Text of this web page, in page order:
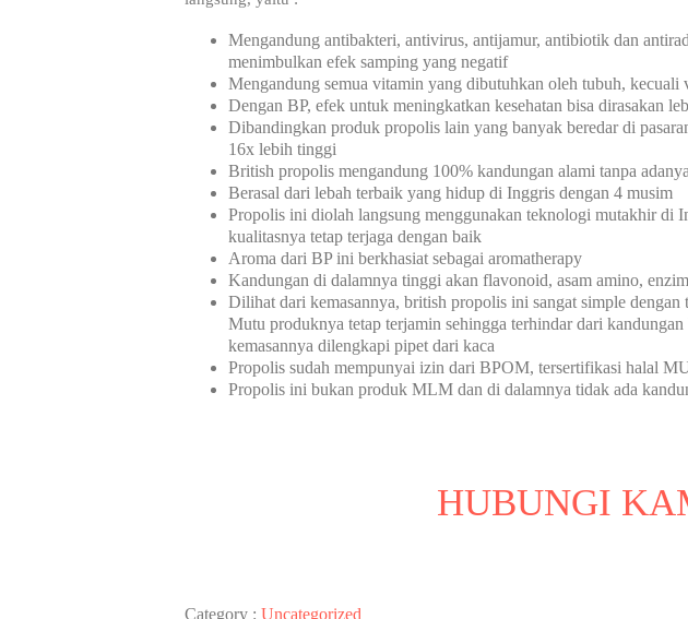
Mengandung antibakteri, antivirus, antijamur, antibiotik dan
menimbulkan efek samping yang negatif
Mengandung semua vitamin yang dibutuhkan oleh tubuh, kecuali
Dengan BP, efek untuk meningkatkan kesehatan bisa dirasakan
Dibandingkan produk propolis lain yang banyak beredar di
16x lebih tinggi
British propolis mengandung 100% kandungan alami tanpa
Berasal dari lebah terbaik yang hidup di Inggris dengan 4 musim
Propolis ini diolah langsung menggunakan teknologi mutakhir di
kualitasnya tetap terjaga dengan baik
Aroma dari BP ini berkhasiat sebagai aromatherapy
Kandungan di dalamnya tinggi akan flavonoid, asam amino,
Dilihat dari kemasannya, british propolis ini sangat simple
Mutu produknya tetap terjamin sehingga terhindar dari
kemasannya dilengkapi pipet dari kaca
Propolis sudah mempunyai izin dari BPOM, tersertifikasi halal
Propolis ini bukan produk MLM dan di dalamnya tidak ada
HUBUNGI
Category : Uncategorized